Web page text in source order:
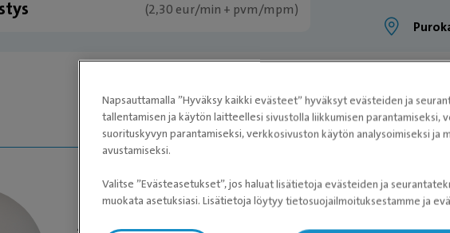
(2,30 eur/min + pvm/mpm)
ASIAKASPALVELUOSASTO
Napsauttamalla ”Hyväksy kaikki evästeet” hyväksyt evästeiden ja
tallentamisen ja käytön laitteellesi sivustolla liikkumisen parantamiseksi,
suorituskyvyn parantamiseksi, verkkosivuston käytön analysoimiseksi ja
avustamiseksi.
Valitse ”Evästeasetukset”, jos haluat lisätietoja evästeiden ja
muokata asetuksiasi. Lisätietoja löytyy tietosuojailmoituksestamme ja